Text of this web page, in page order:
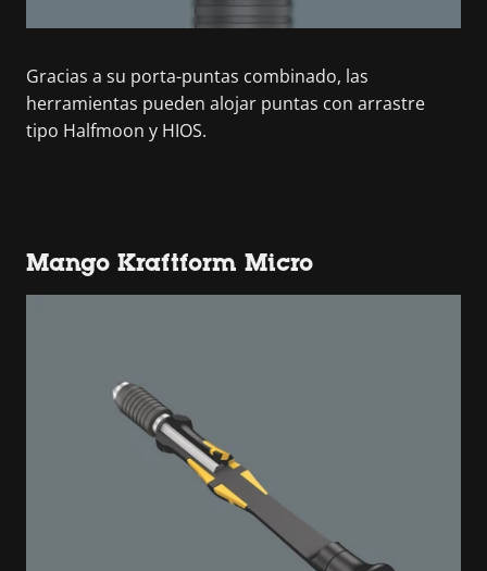
Gracias a su porta-puntas combinado, las
herramientas pueden alojar puntas con arrastre
tipo Halfmoon y HIOS.
Mango Kraftform Micro